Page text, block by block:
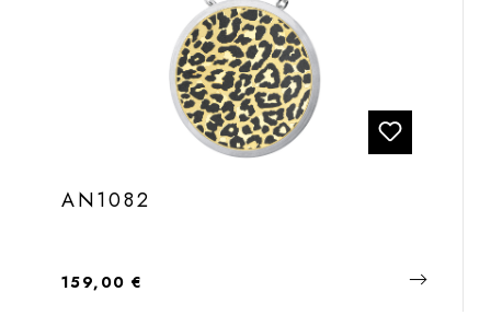
AN1082
Regulärer Preis:
159,00 €